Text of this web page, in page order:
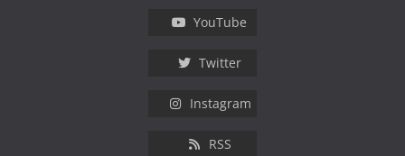
YouTube
Twitter
Instagram
RSS